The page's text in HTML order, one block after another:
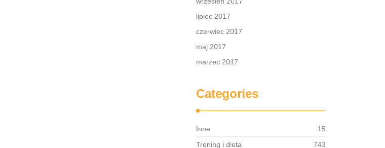
lipiec 2017
czerwiec 2017
maj 2017
marzec 2017
Categories
Inne
15
Trening i dieta
743